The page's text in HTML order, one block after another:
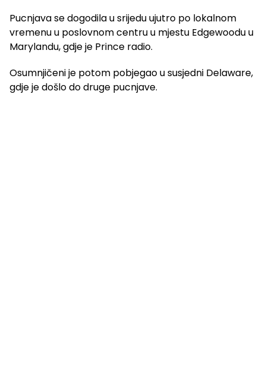
Pucnjava se dogodila u srijedu ujutro po lokalnom
vremenu u poslovnom centru u mjestu Edgewoodu u
Marylandu, gdje je Prince radio.
Osumnjičeni je potom pobjegao u susjedni Delaware,
gdje je došlo do druge pucnjave.